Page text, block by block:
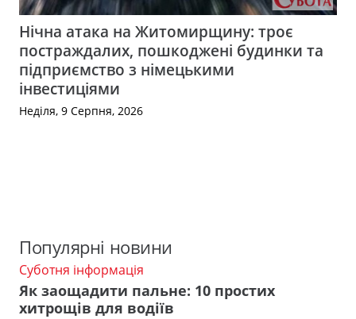
Нічна атака на Житомирщину: троє
постраждалих, пошкоджені будинки та
підприємство з німецькими
інвестиціями
Неділя, 9 Серпня, 2026
Популярні новини
Суботня інформація
Як заощадити пальне: 10 простих
хитрощів для водіїв